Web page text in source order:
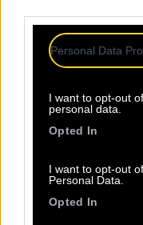
Personal Data
I want to opt-out
personal data.
Opted In
I want to opt-out
Personal Data.
Opted In
Warning: